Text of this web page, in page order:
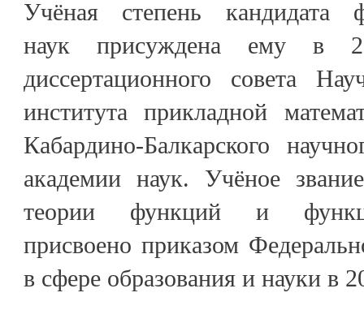
Учёная степень кандидата
наук присуждена ему в
диссертационного совета
института прикладной
Кабардино-Балкарского
академии наук. Учёное
теории функций и
присвоено приказом
в сфере образования и науки в